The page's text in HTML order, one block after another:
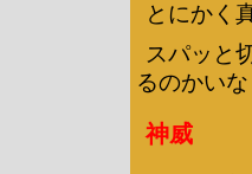
とにかく
スパッと
るのかいな
神威